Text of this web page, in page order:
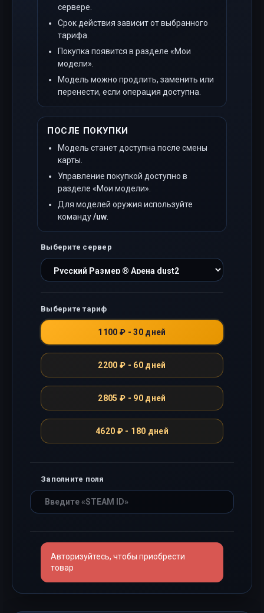
сервере.
Срок действия зависит от выбранного
тарифа.
Покупка появится в разделе «Мои
модели».
Модель можно продлить, заменить или
перенести, если операция доступна.
ПОСЛЕ ПОКУПКИ
Модель станет доступна после смены
карты.
Управление покупкой доступно в
разделе «Мои модели».
Для моделей оружия используйте
команду/uw
Выберите сервер
Выберите тариф
1100 ₽ - 30 дней
2200 ₽ - 60 дней
2805 ₽ - 90 дней
4620 ₽ - 180 дней
Заполните поля
Авторизуйтесь, чтобы приобрести
товар